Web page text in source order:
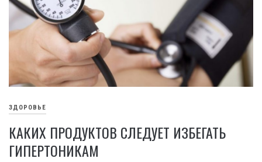
ЗДОРОВЬЕ
КАКИХ ПРОДУКТОВ СЛЕДУЕТ ИЗБЕГАТЬ
ГИПЕРТОНИКАМ